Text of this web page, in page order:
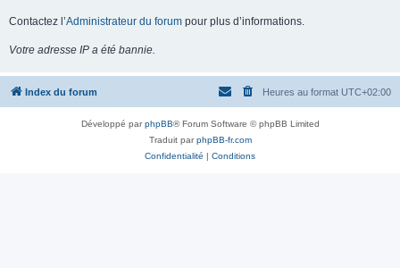
e
Contactez l’Administrateur du forum pour plus d’informations.
Votre adresse IP a été bannie.
Index du forum Heures au format UTC+02:00
Développé parphpBB® Forum Software © phpBB Limited
Traduit parphpBB-fr.com
Confidentialité | Conditions